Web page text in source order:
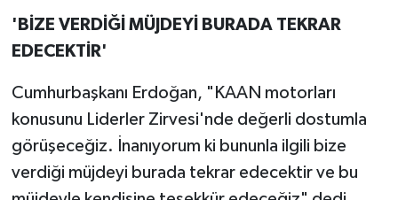
'BİZE VERDİĞİ MÜJDEYİ BURADA TEKRAR
EDECEKTİR'
Cumhurbaşkanı Erdoğan, "KAAN motorları
konusunu Liderler Zirvesi'nde değerli dostumla
görüşeceğiz. İnanıyorum ki bununla ilgili bize
verdiği müjdeyi burada tekrar edecektir ve bu